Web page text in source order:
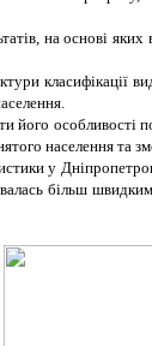
на основі
населення та
у
більш